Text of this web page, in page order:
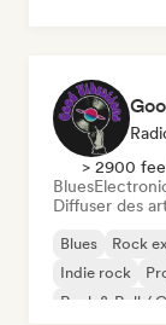
> 2900
Blues
Diffuser des
Blues Rock
Indie rock
Rock & Roll /